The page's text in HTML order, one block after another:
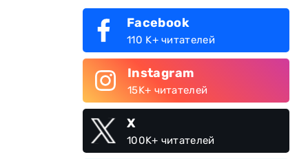
Facebook
110 K+ читателей
Instagram
15K+ читателей
X
100K+ читателей